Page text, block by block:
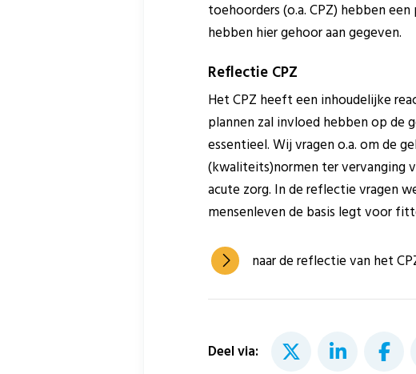
toehoorders (o.a. CPZ) hebben
hebben hier gehoor aan gegeven.
Reflectie CPZ
Het CPZ heeft een inhoudelijke
plannen zal invloed hebben op de
essentieel. Wij vragen o.a. om de
(kwaliteits)normen ter vervanging
acute zorg. In de reflectie vragen
mensenleven de basis legt voor
naar de reflectie van het
Deel via: